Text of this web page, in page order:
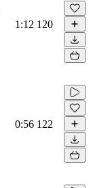
1:12 120
0:56 122